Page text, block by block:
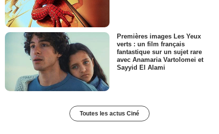
Premières images Les Yeux
verts : un film français
fantastique sur un sujet rare
avec Anamaria Vartolomei et
Sayyid El Alami
Toutes les actus Ciné